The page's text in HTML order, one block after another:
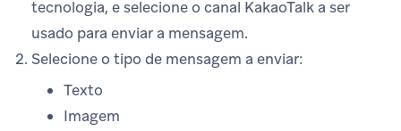
tecnologia, e selecione o canal KakaoTalk a ser
usado para enviar a mensagem.
Selecione o tipo de mensagem a enviar:
Texto
Imagem